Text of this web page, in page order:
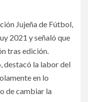
Jujeña de Fútbol,
2021 y señaló que
tras edición.
destacó la labor del
en lo
de cambiar la